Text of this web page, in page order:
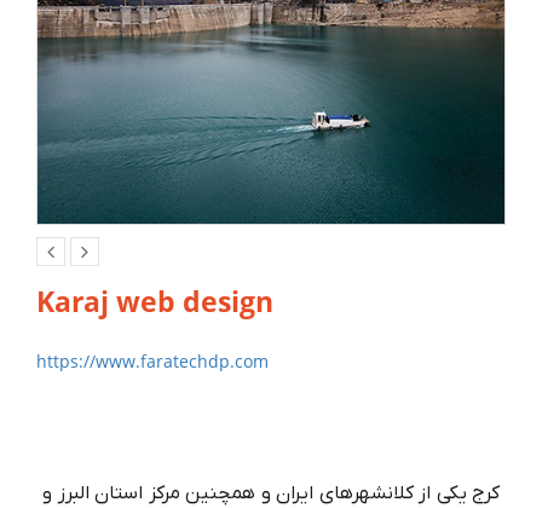
وایر فریم (Wireframe) چیست؟
Karaj web design
https://www.faratechdp.com
کرج یکی از کلانشهرهای ایران و همچنین مرکز استان البرز و